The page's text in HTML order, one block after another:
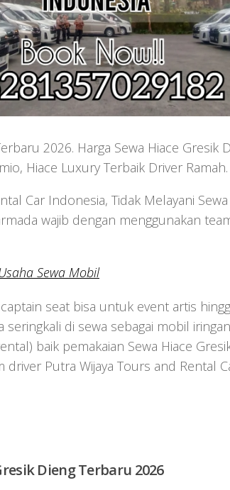
2026. Harga Sewa Hiace Gresik
Hiace Luxury Terbaik Driver Ramah.
Car Indonesia, Tidak Melayani
wajib dengan menggunakan
Sewa Mobil
seat bisa untuk event artis
seringkali di sewa sebagai mobil
baik pemakaian Sewa Hiace
driver Putra Wijaya Tours and Rental
Dieng Terbaru 2026